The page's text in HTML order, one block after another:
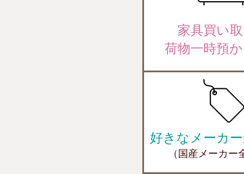
家具買い取
荷物一時預
好きなメーカ
（国産メーカー